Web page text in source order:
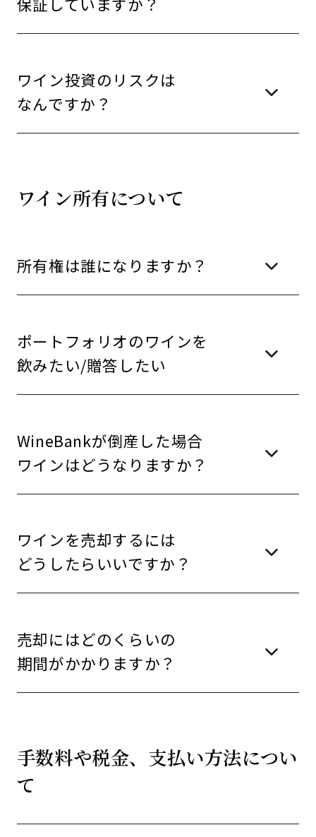
ワイン投資のリスクは
なんですか？
ワイン所有について
所有権は誰になりますか？
ポートフォリオのワインを
飲みたい/贈答したい
WineBankが倒産した場合
ワインはどうなりますか？
ワインを売却するには
どうしたらいいですか？
売却にはどのくらいの
期間がかかりますか？
手数料や税金、支払い方法につい
て